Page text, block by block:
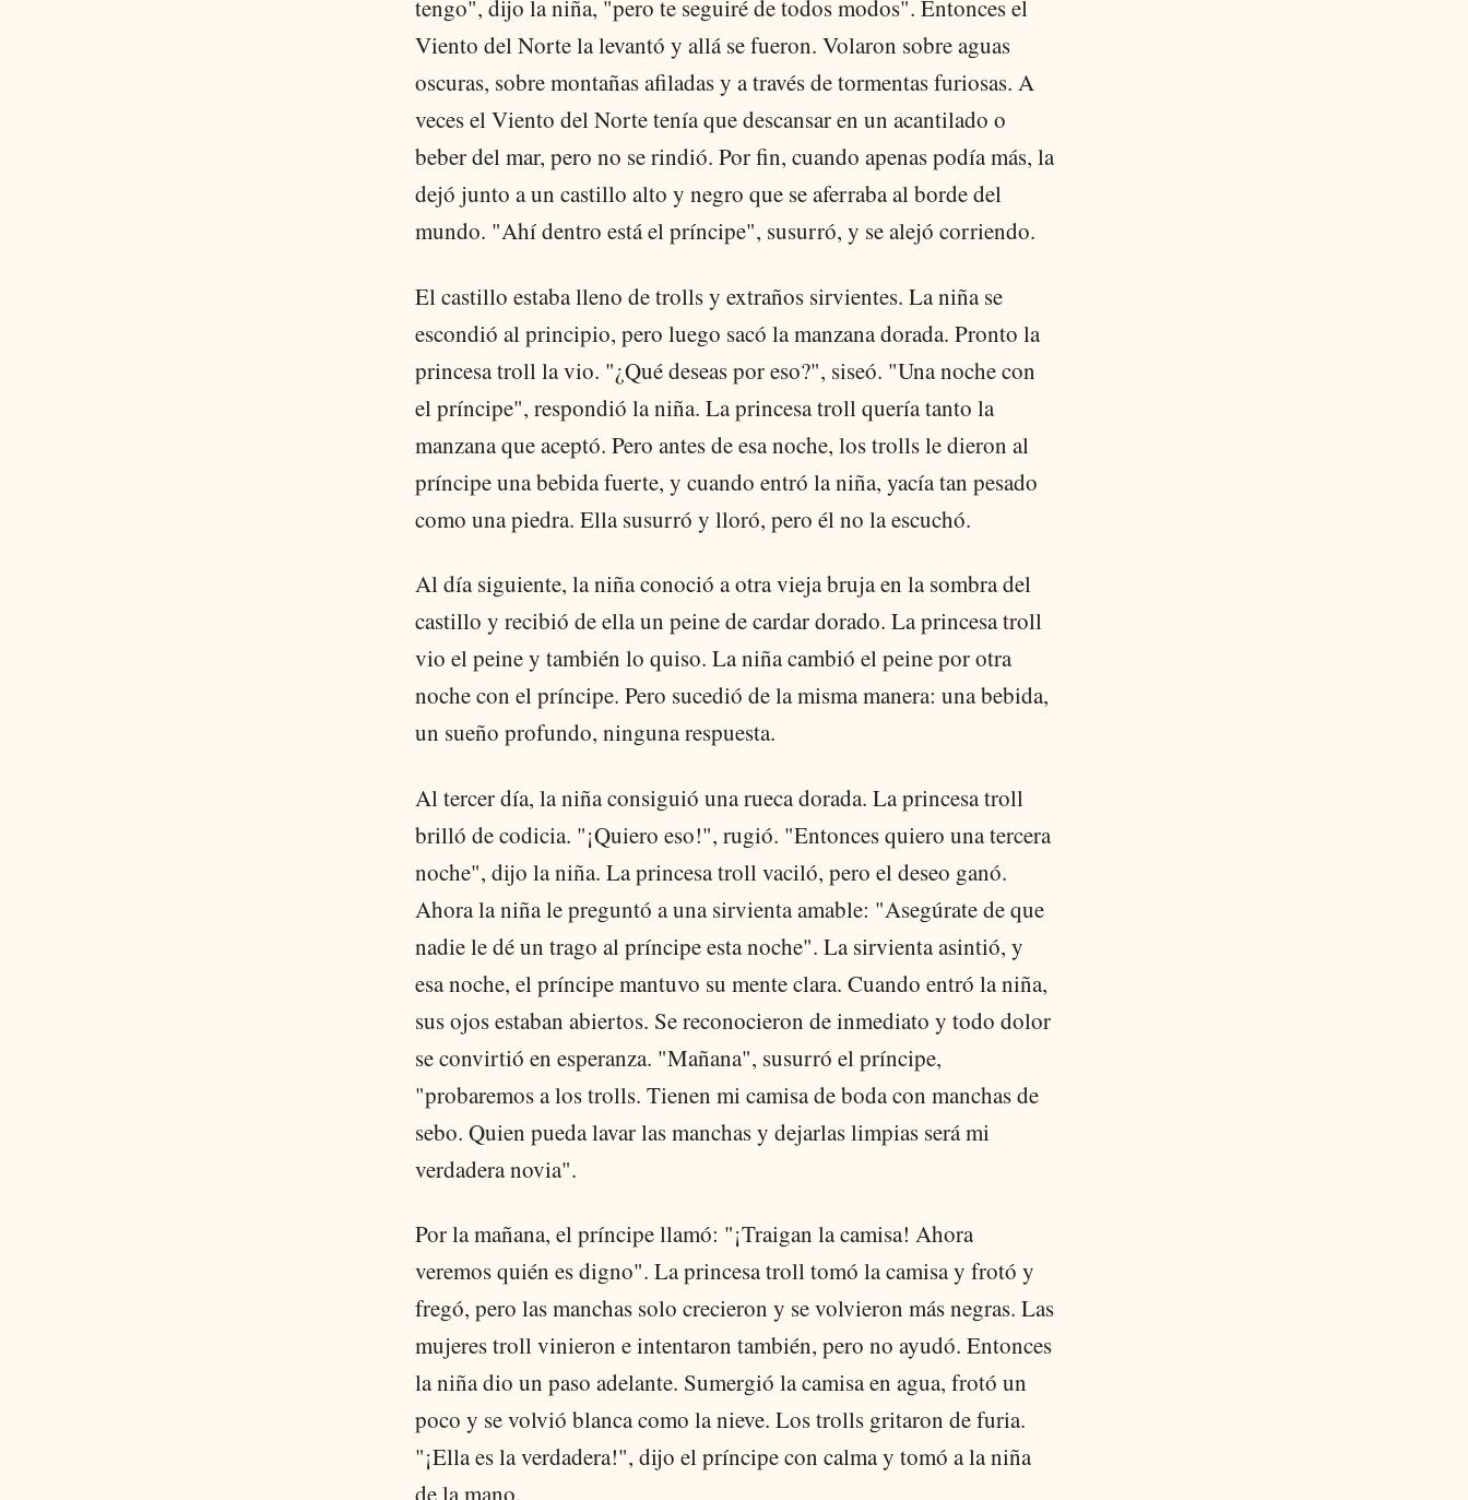
tengo", dijo la niña, "pero te seguiré de todos modos". Entonces el
Viento del Norte la levantó y allá se fueron. Volaron sobre aguas
oscuras, sobre montañas afiladas y a través de tormentas furiosas. A
veces el Viento del Norte tenía que descansar en un acantilado o
beber del mar, pero no se rindió. Por fin, cuando apenas podía más, la
dejó junto a un castillo alto y negro que se aferraba al borde del
mundo. "Ahí dentro está el príncipe", susurró, y se alejó corriendo.
El castillo estaba lleno de trolls y extraños sirvientes. La niña se
escondió al principio, pero luego sacó la manzana dorada. Pronto la
princesa troll la vio. "¿Qué deseas por eso?", siseó. "Una noche con
el príncipe", respondió la niña. La princesa troll quería tanto la
manzana que aceptó. Pero antes de esa noche, los trolls le dieron al
príncipe una bebida fuerte, y cuando entró la niña, yacía tan pesado
como una piedra. Ella susurró y lloró, pero él no la escuchó.
Al día siguiente, la niña conoció a otra vieja bruja en la sombra del
castillo y recibió de ella un peine de cardar dorado. La princesa troll
vio el peine y también lo quiso. La niña cambió el peine por otra
noche con el príncipe. Pero sucedió de la misma manera: una bebida,
un sueño profundo, ninguna respuesta.
Al tercer día, la niña consiguió una rueca dorada. La princesa troll
brilló de codicia. "¡Quiero eso!", rugió. "Entonces quiero una tercera
noche", dijo la niña. La princesa troll vaciló, pero el deseo ganó.
Ahora la niña le preguntó a una sirvienta amable: "Asegúrate de que
nadie le dé un trago al príncipe esta noche". La sirvienta asintió, y
esa noche, el príncipe mantuvo su mente clara. Cuando entró la niña,
sus ojos estaban abiertos. Se reconocieron de inmediato y todo dolor
se convirtió en esperanza. "Mañana", susurró el príncipe,
"probaremos a los trolls. Tienen mi camisa de boda con manchas de
sebo. Quien pueda lavar las manchas y dejarlas limpias será mi
verdadera novia".
Por la mañana, el príncipe llamó: "¡Traigan la camisa! Ahora
veremos quién es digno". La princesa troll tomó la camisa y frotó y
fregó, pero las manchas solo crecieron y se volvieron más negras. Las
mujeres troll vinieron e intentaron también, pero no ayudó. Entonces
la niña dio un paso adelante. Sumergió la camisa en agua, frotó un
poco y se volvió blanca como la nieve. Los trolls gritaron de furia.
"¡Ella es la verdadera!", dijo el príncipe con calma y tomó a la niña
de la mano.